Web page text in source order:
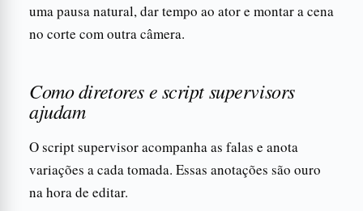
uma pausa natural, dar tempo ao ator e montar a cena
no corte com outra câmera.
Como diretores e script supervisors
ajudam
O script supervisor acompanha as falas e anota
variações a cada tomada. Essas anotações são ouro
na hora de editar.